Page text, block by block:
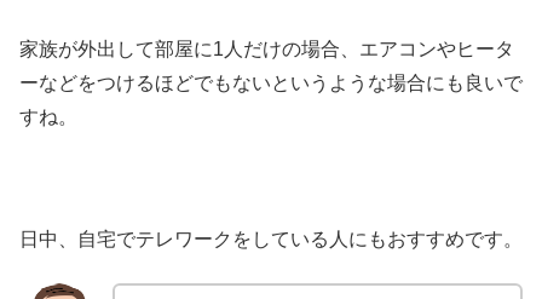
家族が外出して部屋に1人だけの場合、エアコンやヒータ
ーなどをつけるほどでもないというような場合にも良いで
すね。
日中、自宅でテレワークをしている人にもおすすめです。